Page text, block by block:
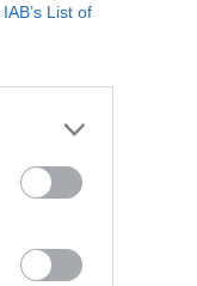
IAB’s List of